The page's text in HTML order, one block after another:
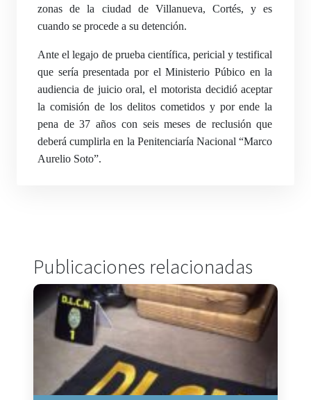
zonas de la ciudad de Villanueva, Cortés, y es
cuando se procede a su detención.
Ante el legajo de prueba científica, pericial y testifical
que sería presentada por el Ministerio Púbico en la
audiencia de juicio oral, el motorista decidió aceptar
la comisión de los delitos cometidos y por ende la
pena de 37 años con seis meses de reclusión que
deberá cumplirla en la Penitenciaría Nacional “Marco
Aurelio Soto”.
Publicaciones relacionadas